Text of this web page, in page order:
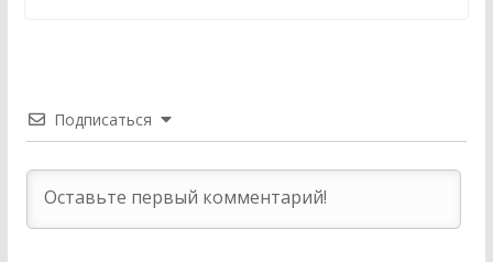
Подписаться